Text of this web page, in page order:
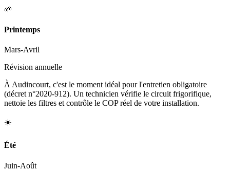
🌱
Printemps
Mars-Avril
Révision annuelle
À Audincourt, c'est le moment idéal pour l'entretien obligatoire
(décret n°2020-912). Un technicien vérifie le circuit frigorifique,
nettoie les filtres et contrôle le COP réel de votre installation.
☀️
Été
Juin-Août